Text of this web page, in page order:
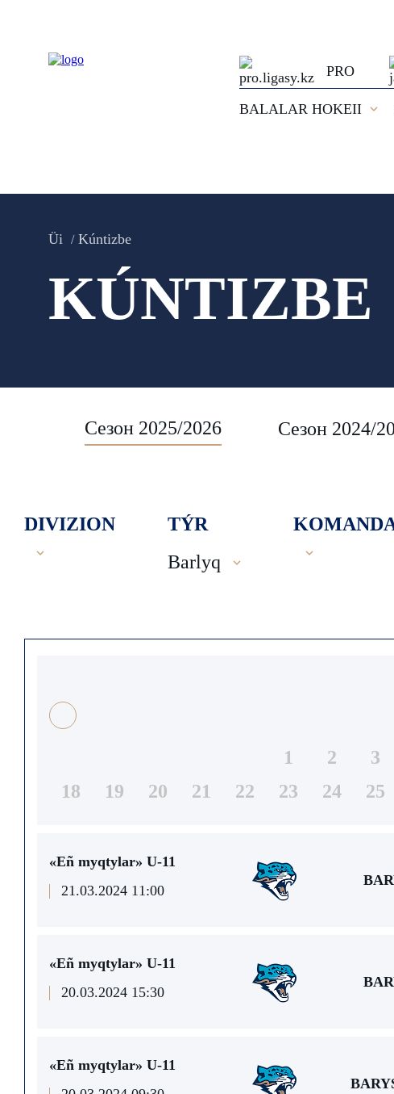
PRO
BALALAR HOKEII
Üi Kúntizbe
KÚNTIZBE
Сезон 2025/2026 Сезон 2024/
DIVIZION
TÝR
Barlyq
1 2 3
18
19 20 21 22 23 24 25
«Eñ myqtylar» U-11
21.03.2024 11:00
«Eñ myqtylar» U-11
20.03.2024 15:30
«Eñ myqtylar» U-11